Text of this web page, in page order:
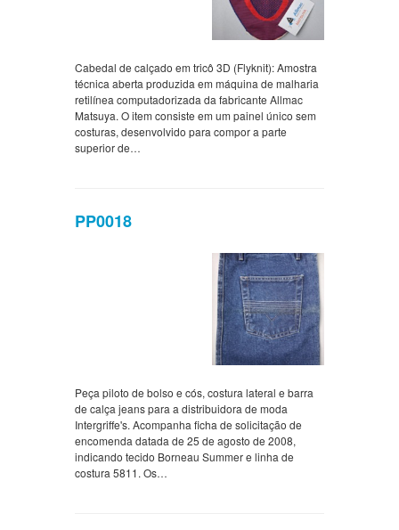
Cabedal de calçado em tricô 3D (Flyknit): Amostra
técnica aberta produzida em máquina de malharia
retilínea computadorizada da fabricante Allmac
Matsuya. O item consiste em um painel único sem
costuras, desenvolvido para compor a parte
superior de…
PP0018
Peça piloto de bolso e cós, costura lateral e barra
de calça jeans para a distribuidora de moda
Intergriffe's. Acompanha ficha de solicitação de
encomenda datada de 25 de agosto de 2008,
indicando tecido Borneau Summer e linha de
costura 5811. Os…